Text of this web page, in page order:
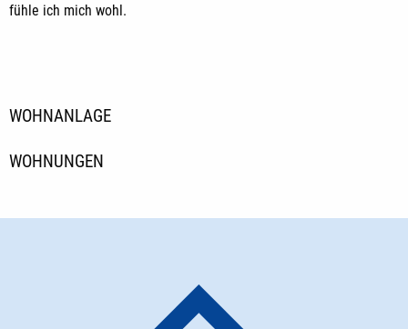
fühle ich mich wohl.
WOHNANLAGE
WOHNUNGEN